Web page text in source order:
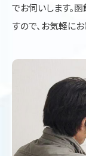
でお伺いします。
すので、お気軽にお